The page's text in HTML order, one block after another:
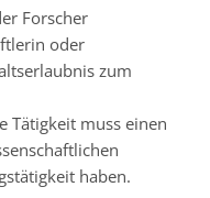
Forscher
oder
zum
Tätigkeit muss einen
haben.